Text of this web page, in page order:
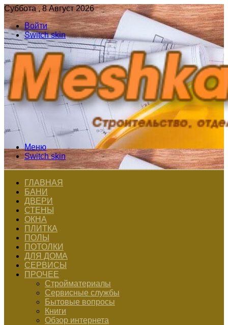
Суббота , 8 Август 2026
Войти
Switch skin
Меню
Switch skin
ГЛАВНАЯ
БАНИ
ДВЕРИ
СТЕНЫ
ОКНА
ПЛИТКА
ПОЛЫ
ПОТОЛКИ
ДЛЯ ДОМА
СЕРВИСЫ
ПРОЧЕЕ
Стройматериалы
Сервисные службы
Бытовые вопросы
Книги
Обзор интернета